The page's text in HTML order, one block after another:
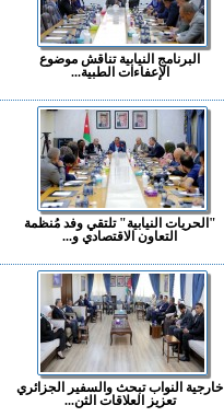
البرنامج النيابية تناقش موضوع
الإعفاءات الطبية...
"الحريات النيابية" تلتقي وفد مُنظمة
التعاون الاقتصادي و...
خارجية النواب تبحث والسفير الجزائري
تعزيز العلاقات الثن...